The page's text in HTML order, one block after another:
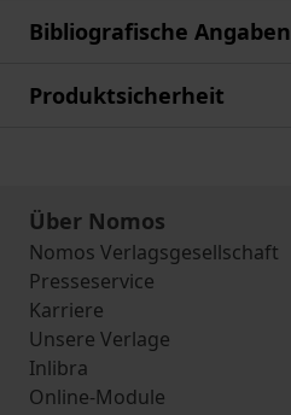
Bibliografische Angaben
Produktsicherheit
Über Nomos
Nomos Verlagsgesellschaft
Presseservice
Karriere
Unsere Verlage
Inlibra
Online-Module